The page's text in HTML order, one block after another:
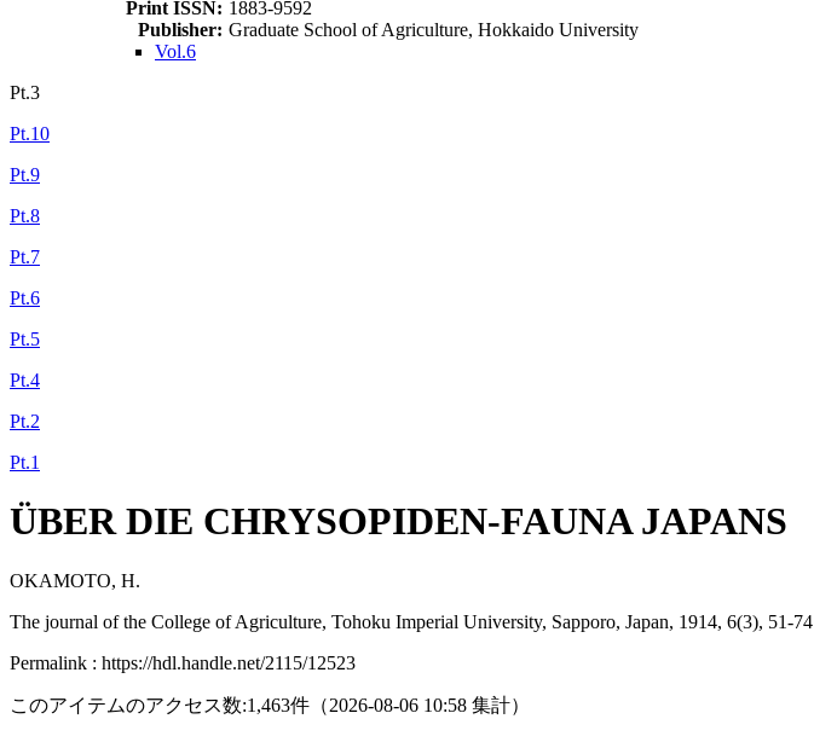
Print ISSN: 1883-9592
Publisher: Graduate School of Agriculture, Hokkaido University
Vol.6
Pt.3
Pt.10
Pt.9
Pt.8
Pt.7
Pt.6
Pt.5
Pt.4
Pt.2
Pt.1
ÜBER DIE CHRYSOPIDEN-FAUNA JAPANS
OKAMOTO, H.
The journal of the College of Agriculture, Tohoku Imperial University, Sapporo, Japan, 1914, 6(3), 51-74
Permalink : https://hdl.handle.net/2115/12523
このアイテムのアクセス数:1,463件 （2026-08-06 10:58 集計）